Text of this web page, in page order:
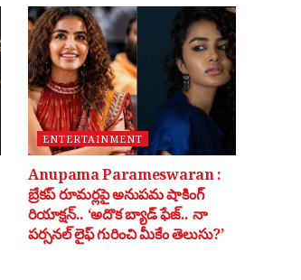
ENTERTAINMENT
Anupama Parameswaran :
బ్రేకప్ రూమర్లపై అనుపమ షాకింగ్
రియాక్షన్.. ‘అదొక బ్యాడ్ ఫేజ్.. నా
పర్సనల్ లైఫ్ గురించి మీకేం తెలుసు?’